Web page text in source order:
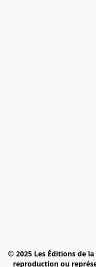
© 2025 Les Éditions de
reproduction ou